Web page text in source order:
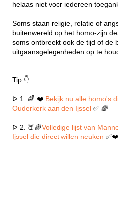
helaas niet voor iedereen
Soms staan religie, relatie of
buitenwereld op het homo-zijn
soms ontbreekt ook de tijd of de
uitgaansgelegenheden op te
Tip 👇
ᐅ 1. 🌈 ❤️ Bekijk nu alle homo's
Ouderkerk aan den Ijssel ✅ 🌈
ᐅ 2. 🍑🌈Volledige lijst van
Ijssel die direct willen neuken ✅❤️